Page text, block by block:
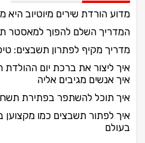
מדוע הורדת שירים מיוטיוב
המדריך השלם להפוך למאסטר
מדריך מקיף לפתרון תשבצים:
איך ליצור את ברכת יום ההולדת
איך אנשים מגיבים אליה
איך תוכל להשתפר בפתירת
איך לפתור תשבצים כמו
בעולם